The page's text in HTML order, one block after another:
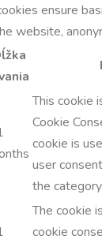
ensure
website,
This cookie
Cookie
cookie is
user
the
The cookie
cookie